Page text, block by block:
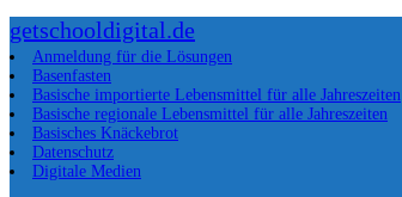
getschooldigital.de
Anmeldung für die Lösungen
Basenfasten
Basische importierte Lebensmittel für alle Jahreszeiten
Basische regionale Lebensmittel für alle Jahreszeiten
Basisches Knäckebrot
Datenschutz
Digitale Medien